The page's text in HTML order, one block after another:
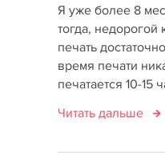
Я уже более 8
тогда,
печать
время печати
печатается 10-15
Читать дальше